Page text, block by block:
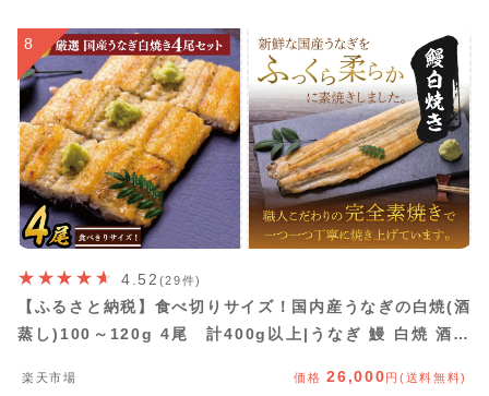
8
4.52 (29件)
【ふるさと納税】食べ切りサイズ！国内産うなぎの白焼(酒
蒸し)100～120g 4尾 計400g以上|うなぎ 鰻 白焼 酒蒸
楽天市場 価格26,000円(送料無料)